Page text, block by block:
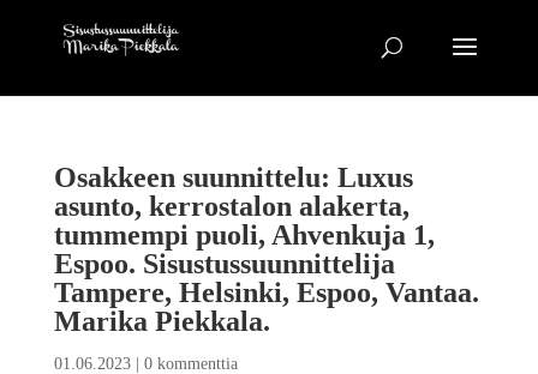
Osakkeen suunnittelu: Luxus
asunto, kerrostalon alakerta,
tummempi puoli, Ahvenkuja 1,
Espoo. Sisustussuunnittelija
Tampere, Helsinki, Espoo, Vantaa.
Marika Piekkala.
01.06.2023| 0 kommenttia